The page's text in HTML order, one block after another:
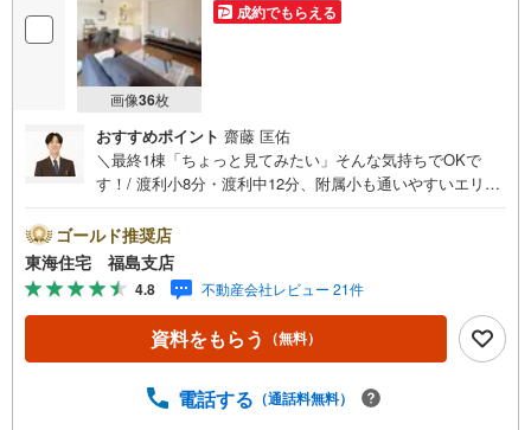
画像36枚
成約でもらえる
おすすめポイント 齋藤 匡佑
＼最終1棟「ちょっと見てみたい」そんな気持ちでOKで
す！/ 渡利小8分・渡利中12分、附属小も通いやすいエリ
駐車可 収納たっぷりの4LDK！【東海住宅って？】●福島市
に事務所を開設し30年！豊富な物件情報でお客様をお迎え
いたします！【ローンの相談無料！】●「住宅ローン通るか
な？」様々なお悩みございませんか？●お客様をサポートし
ながら代行で無料審査いたします！●秘密厳守、無理な営業
も致しません。＼ライフプランシュミレーション無料受付
る？」「月々の支払いを見直したい！」●審査・購入前に安
ゴールド推奨店
東海住宅 福島支店
4.8 不動産会社レビュー 21件
資料をもらう （無料）
電話する （通話料無料）